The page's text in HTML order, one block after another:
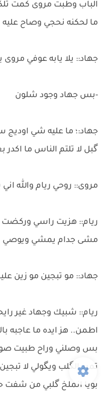
الباب وطبت مروى كمت
ما لحكنه نحجي وصاح عليه
جهاد:: يلا يابه عوفي مروى
-بس جهاد وجود شلون
جهاد:؛ ما عليه شي اوديج
گبل لا تلتم الناس ما اكدر
مروى:: روحي ريام والله اني
ريام:: هزيت راسي وركضت
مشى جدام يمشي ويوصي
جهاد:: مو تبجين مو زين
ريام:: شبيك وجهاد غير
اطمن.. هز ايده ما عاجبه
بس وصلني وراح طبيت
تمرد الگلب ويگولي لا
بويا انملخ گلبي من